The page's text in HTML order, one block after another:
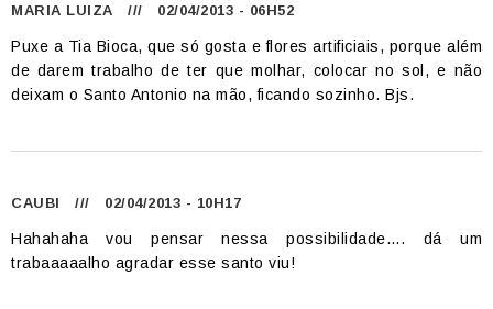
MARIA LUIZA /// 02/04/2013 - 06H52
Puxe a Tia Bioca, que só gosta e flores artificiais, porque além
de darem trabalho de ter que molhar, colocar no sol, e não
deixam o Santo Antonio na mão, ficando sozinho. Bjs.
CAUBI /// 02/04/2013 - 10H17
Hahahaha vou pensar nessa possibilidade…. dá um
trabaaaaalho agradar esse santo viu!